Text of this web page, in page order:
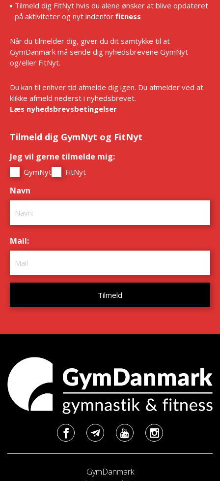
Tilmeld dig FitNyt hvis du alene ønsker at blive opdateret
på aktiviteter og nyt indenfor fitness
Når du tilmelder dig, giver du dit samtykke til at
GymDanmark må sende dig nyhedsbrevene GymNyt
og/eller FitNyt.
Du kan til enhver tid afmelde dig igen. Du afmelder ved at
klikke afmeld nederst i nyhedsbrevet.
Læs nyhedsbrevsbetingelser
Tilmeld dig GymNyt og FitNyt
Jeg vil gerne tilmelde mig:
GymNyt FitNyt
Navn
Mail:
GymDanmark